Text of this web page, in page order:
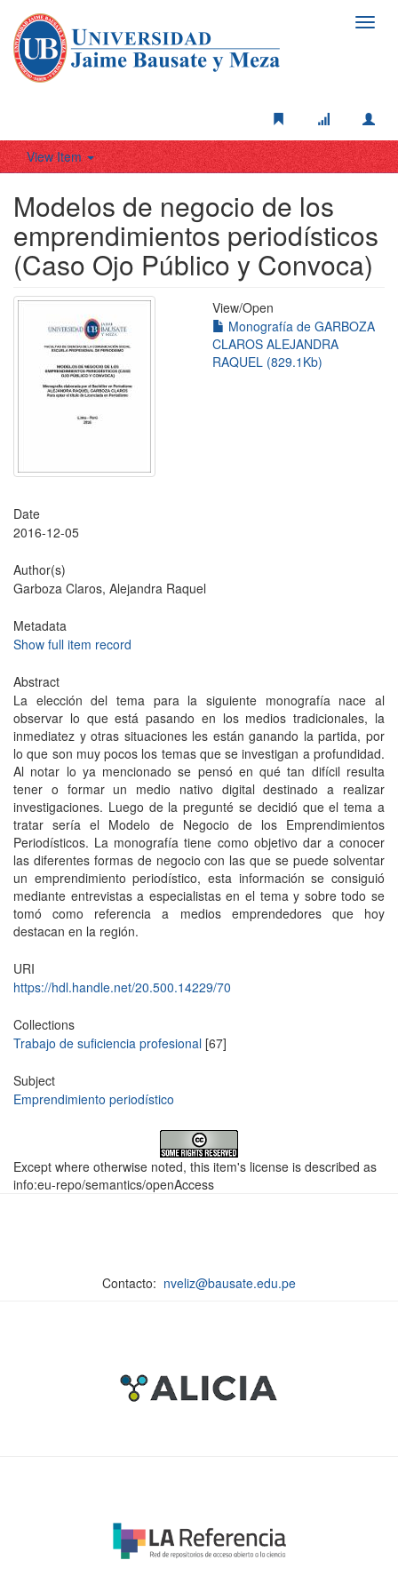
View Item
Modelos de negocio de los
emprendimientos periodísticos
(Caso Ojo Público y Convoca)
View/Open
Monografía de GARBOZA
CLAROS ALEJANDRA
RAQUEL (829.1Kb)
Date
2016-12-05
Author(s)
Garboza Claros, Alejandra Raquel
Metadata
Show full item record
Abstract
La elección del tema para la siguiente monografía nace al
observar lo que está pasando en los medios tradicionales, la
inmediatez y otras situaciones les están ganando la partida, por
lo que son muy pocos los temas que se investigan a profundidad.
Al notar lo ya mencionado se pensó en qué tan difícil resulta
tener o formar un medio nativo digital destinado a realizar
investigaciones. Luego de la pregunté se decidió que el tema a
tratar sería el Modelo de Negocio de los Emprendimientos
Periodísticos. La monografía tiene como objetivo dar a conocer
las diferentes formas de negocio con las que se puede solventar
un emprendimiento periodístico, esta información se consiguió
mediante entrevistas a especialistas en el tema y sobre todo se
tomó como referencia a medios emprendedores que hoy
destacan en la región.
URI
https://hdl.handle.net/20.500.14229/70
Collections
Trabajo de suficiencia profesional [67]
Subject
Emprendimiento periodístico
Except where otherwise noted, this item's license is described as
info:eu-repo/semantics/openAccess
Contacto: nveliz@bausate.edu.pe